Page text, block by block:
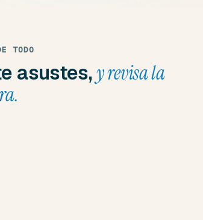
TODO
asustes,y revisa la